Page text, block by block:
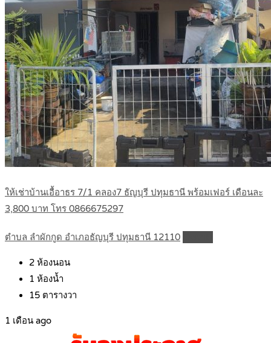
ให้เช่าบ้านเอื้อาธร 7/1 คลอง7 ธัญบุรี ปทุมธานี พร้อมเฟอร์ เดือนละ
3,800 บาท โทร 0866675297
ตำบล ลำผักกูด อำเภอธัญบุรี ปทุมธานี 12110
2 ห้องนอน
1 ห้องน้ำ
15 ตารางวา
1 เดือน ago